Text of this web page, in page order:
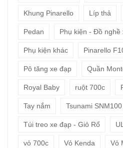
Khung Pinarello Líp thả
Pedan Phụ kiện - Đồ nghề
Phụ kiện khác Pinarello
Pô tăng xe đạp Quần
Royal Baby ruột 700c
Tay nắm Tsunami SNM100
Túi treo xe đạp - Giỏ Rổ
vỏ 700c Vỏ Kenda Vỏ